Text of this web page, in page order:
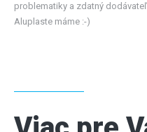
problematiky a zdatný
Aluplaste máme :-)